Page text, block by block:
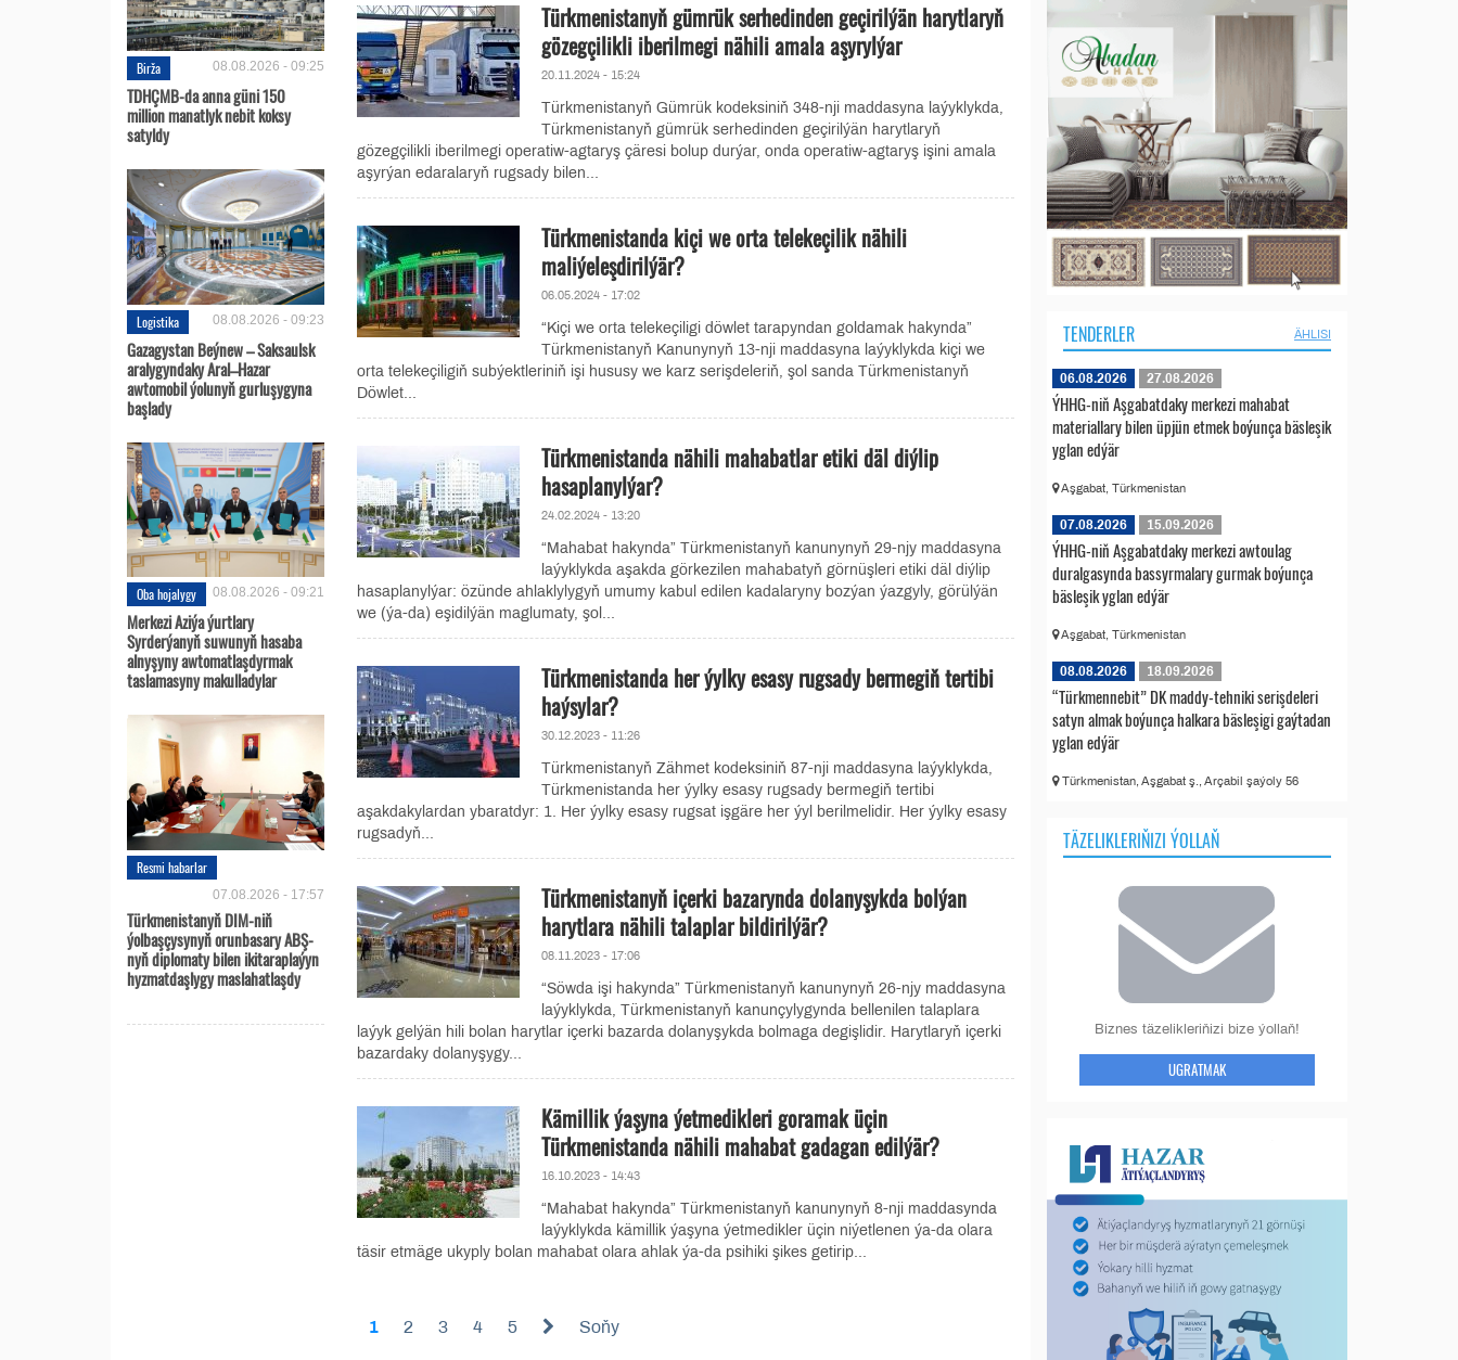
Birža 08.08.2026 - 09:25
TDHÇMB-da anna güni 150
million manatlyk nebit koksy
satyldy
Logistika 08.08.2026 - 09:23
Gazagystan Beýnew – Saksaulsk
aralygyndaky Aral–Hazar
awtomobil ýolunyň gurluşygyna
başlady
Oba hojalygy 08.08.2026 - 09:21
Merkezi Aziýa ýurtlary
Syrderýanyň suwunyň hasaba
alnyşyny awtomatlaşdyrmak
taslamasyny makulladylar
Resmi habarlar
07.08.2026 - 17:57
Türkmenistanyň DIM-niň
ýolbaşçysynyň orunbasary ABŞ-
nyň diplomaty bilen ikitaraplaýyn
hyzmatdaşlygy maslahatlaşdy
Türkmenistanyň gümrük serhedinden geçirilýän harytlaryň
gözegçilikli iberilmegi nähili amala aşyrylýar
20.11.2024 - 15:24
Türkmenistanyň Gümrük kodeksiniň 348-nji maddasyna laýyklykda,
Türkmenistanyň gümrük serhedinden geçirilýän harytlaryň
gözegçilikli iberilmegi operatiw-agtaryş çäresi bolup durýar, onda operatiw-agtaryş işini amala
aşyrýan edaralaryň rugsady bilen...
Türkmenistanda kiçi we orta telekeçilik nähili
maliýeleşdirilýär?
06.05.2024 - 17:02
“Kiçi we orta telekeçiligi döwlet tarapyndan goldamak hakynda”
Türkmenistanyň Kanunynyň 13-nji maddasyna laýyklykda kiçi we
orta telekeçiligiň subýektleriniň işi hususy we karz serişdeleriň, şol sanda Türkmenistanyň
Döwlet...
Türkmenistanda nähili mahabatlar etiki däl diýlip
hasaplanylýar?
24.02.2024 - 13:20
“Mahabat hakynda” Türkmenistanyň kanunynyň 29-njy maddasyna
laýyklykda aşakda görkezilen mahabatyň görnüşleri etiki däl diýlip
hasaplanylýar: özünde ahlaklylygyň umumy kabul edilen kadalaryny bozýan ýazgyly, görülýän
we (ýa-da) eşidilýän maglumaty, şol...
Türkmenistanda her ýylky esasy rugsady bermegiň tertibi
haýsylar?
30.12.2023 - 11:26
Türkmenistanyň Zähmet kodeksiniň 87-nji maddasyna laýyklykda,
Türkmenistanda her ýylky esasy rugsady bermegiň tertibi
aşakdakylardan ybaratdyr: 1. Her ýylky esasy rugsat işgäre her ýyl berilmelidir. Her ýylky esasy
rugsadyň...
Türkmenistanyň içerki bazarynda dolanyşykda bolýan
harytlara nähili talaplar bildirilýär?
08.11.2023 - 17:06
“Söwda işi hakynda” Türkmenistanyň kanunynyň 26-njy maddasyna
laýyklykda, Türkmenistanyň kanunçylygynda bellenilen talaplara
laýyk gelýän hili bolan harytlar içerki bazarda dolanyşykda bolmaga degişlidir. Harytlaryň içerki
bazardaky dolanyşygy...
Kämillik ýaşyna ýetmedikleri goramak üçin
Türkmenistanda nähili mahabat gadagan edilýär?
16.10.2023 - 14:43
“Mahabat hakynda” Türkmenistanyň kanunynyň 8-nji maddasynda
laýyklykda kämillik ýaşyna ýetmedikler üçin niýetlenen ýa-da olara
täsir etmäge ukyply bolan mahabat olara ahlak ýa-da psihiki şikes getirip...
1 2 3 4 5 Soňy
TENDERLER ÄHLISI
06.08.2026 27.08.2026
ÝHHG-niň Aşgabatdaky merkezi mahabat
materiallary bilen üpjün etmek boýunça bäsleşik
yglan edýär
Aşgabat, Türkmenistan
07.08.2026 15.09.2026
ÝHHG-niň Aşgabatdaky merkezi awtoulag
duralgasynda bassyrmalary gurmak boýunça
bäsleşik yglan edýär
Aşgabat, Türkmenistan
08.08.2026 18.09.2026
“Türkmennebit” DK maddy-tehniki serişdeleri
satyn almak boýunça halkara bäsleşigi gaýtadan
yglan edýär
Türkmenistan, Aşgabat ş., Arçabil şaýoly 56
TÄZELIKLERIŇIZI ÝOLLAŇ
Biznes täzelikleriňizi bize ýollaň!
UGRATMAK